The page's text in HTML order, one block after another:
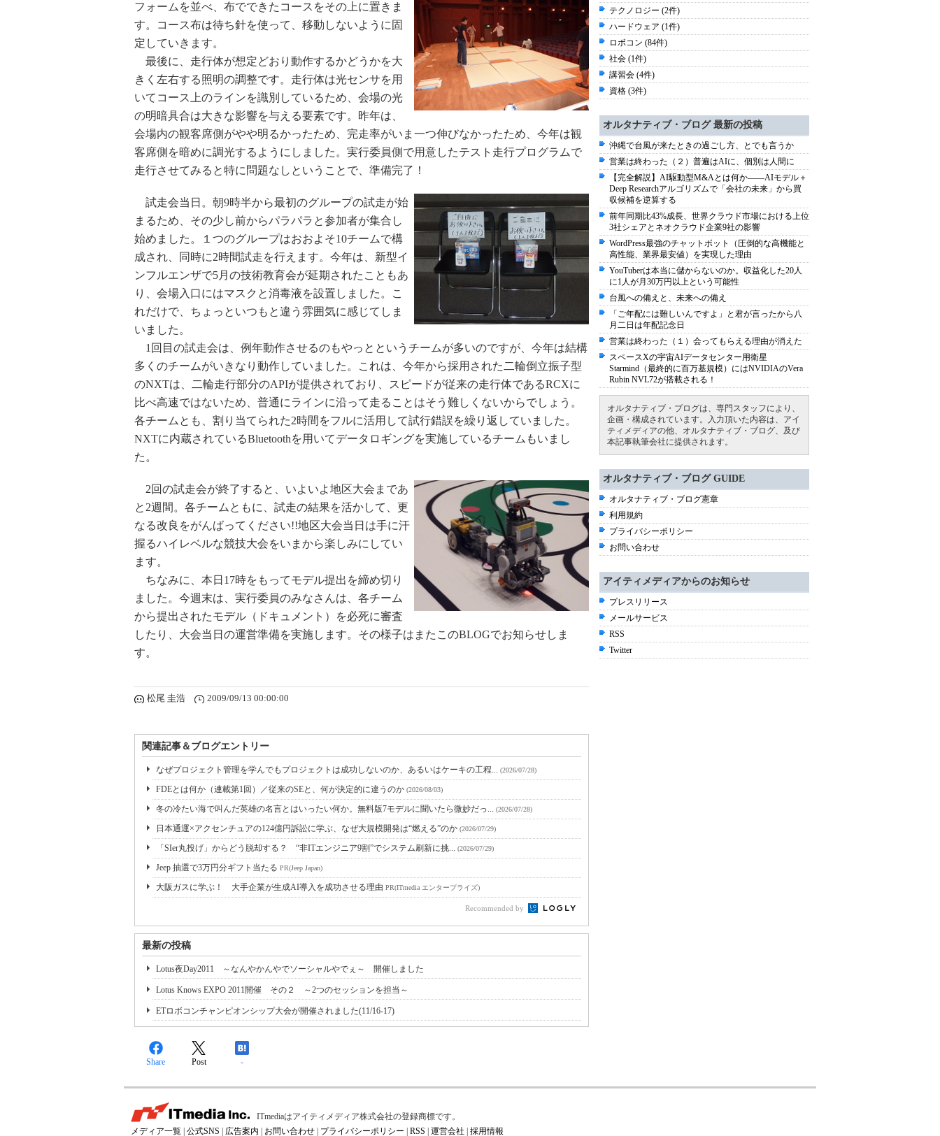
フォームを並べ、布でできたコースをその上に置きま
す。コース布は待ち針を使って、移動しないように固
定していきます。
最後に、走行体が想定どおり動作するかどうかを大
きく左右する照明の調整です。走行体は光センサを用
いてコース上のラインを識別しているため、会場の光
の明暗具合は大きな影響を与える要素です。昨年は、
会場内の観客席側がやや明るかったため、完走率がいま一つ伸びなかったため、今年は観
客席側を暗めに調光するようにしました。実行委員側で用意したテスト走行プログラムで
走行させてみると特に問題なしということで、準備完了！
試走会当日。朝9時半から最初のグループの試走が始
まるため、その少し前からパラパラと参加者が集合し
始めました。１つのグループはおおよそ10チームで構
成され、同時に2時間試走を行えます。今年は、新型イ
ンフルエンザで5月の技術教育会が延期されたこともあ
り、会場入口にはマスクと消毒液を設置しました。こ
れだけで、ちょっといつもと違う雰囲気に感じてしま
いました。
1回目の試走会は、例年動作させるのもやっとというチームが多いのですが、今年は結構
多くのチームがいきなり動作していました。これは、今年から採用された二輪倒立振子型
のNXTは、二輪走行部分のAPIが提供されており、スピードが従来の走行体であるRCXに
比べ高速ではないため、普通にラインに沿って走ることはそう難しくないからでしょう。
各チームとも、割り当てられた2時間をフルに活用して試行錯誤を繰り返していました。
NXTに内蔵されているBluetoothを用いてデータロギングを実施しているチームもいまし
た。
2回の試走会が終了すると、いよいよ地区大会まであ
と2週間。各チームともに、試走の結果を活かして、更
なる改良をがんばってください!!地区大会当日は手に汗
握るハイレベルな競技大会をいまから楽しみにしてい
ます。
ちなみに、本日17時をもってモデル提出を締め切り
ました。今週末は、実行委員のみなさんは、各チーム
から提出されたモデル（ドキュメント）を必死に審査
したり、大会当日の運営準備を実施します。その様子はまたこのBLOGでお知らせしま
す。
松尾 圭浩 2009/09/13 00:00:00
関連記事＆ブログエントリー
なぜプロジェクト管理を学んでもプロジェクトは成功しないのか、あるいはケーキの工程... (2026/07/28)
FDEとは何か（連載第1回）／従来のSEと、何が決定的に違うのか (2026/08/03)
冬の冷たい海で叫んだ英雄の名言とはいったい何か。無料版7モデルに聞いたら微妙だっ... (2026/07/28)
日本通運×アクセンチュアの124億円訴訟に学ぶ、なぜ大規模開発は“燃える”のか (2026/07/29)
「SIer丸投げ」からどう脱却する？ “非ITエンジニア9割”でシステム刷新に挑... (2026/07/29)
Jeep 抽選で3万円分ギフト当たる PR(Jeep Japan)
大阪ガスに学ぶ！ 大手企業が生成AI導入を成功させる理由 PR(ITmedia エンタープライズ)
Recommended by
最新の投稿
Lotus夜Day2011 ～なんやかんやでソーシャルやでぇ～ 開催しました
Lotus Knows EXPO 2011開催 その２ ～2つのセッションを担当～
ETロボコンチャンピオンシップ大会が開催されました(11/16-17)
Share Post -
テクノロジー (2件)
ハードウェア (1件)
ロボコン (84件)
社会 (1件)
講習会 (4件)
資格 (3件)
オルタナティブ・ブログ 最新の投稿
沖縄で台風が来たときの過ごし方、とでも言うか
営業は終わった（２）普遍はAIに、個別は人間に
【完全解説】AI駆動型M&Aとは何か――AIモデル＋
Deep Researchアルゴリズムで「会社の未来」から買
収候補を逆算する
前年同期比43%成長、世界クラウド市場における上位
3社シェアとネオクラウド企業9社の影響
WordPress最強のチャットボット（圧倒的な高機能と
高性能、業界最安値）を実現した理由
YouTuberは本当に儲からないのか。収益化した20人
に1人が月30万円以上という可能性
台風への備えと、未来への備え
「ご年配には難しいんですよ」と君が言ったから八
月二日は年配記念日
営業は終わった（１）会ってもらえる理由が消えた
スペースXの宇宙AIデータセンター用衛星
Starmind（最終的に百万基規模）にはNVIDIAのVera
Rubin NVL72が搭載される！
オルタナティブ・ブログは、専門スタッフにより、
企画・構成されています。入力頂いた内容は、アイ
ティメディアの他、オルタナティブ・ブログ、及び
本記事執筆会社に提供されます。
オルタナティブ・ブログ GUIDE
オルタナティブ・ブログ憲章
利用規約
プライバシーポリシー
お問い合わせ
アイティメディアからのお知らせ
プレスリリース
メールサービス
RSS
Twitter
ITmediaはアイティメディア株式会社の登録商標です。
メディア一覧 公式SNS 広告案内 お問い合わせ プライバシーポリシー RSS 運営会社 採用情報